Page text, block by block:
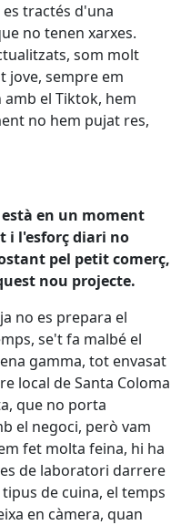
tractés d'una
no tenen xarxes.
som molt
jove, sempre em
amb el Tiktok, hem
no hem pujat res,
en un moment
i l'esforç diari no
pel petit comerç,
nou projecte.
no es prepara el
se't fa malbé el
gamma, tot envasat
local de Santa Coloma
que no porta
el negoci, però vam
fet molta feina, hi ha
de laboratori darrere
de cuina, el temps
en càmera, quan